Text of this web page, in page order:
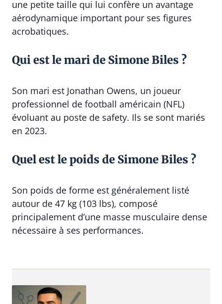
une petite taille qui lui confère un avantage
aérodynamique important pour ses figures
acrobatiques.
Qui est le mari de Simone Biles ?
Son mari est Jonathan Owens, un joueur
professionnel de football américain (NFL)
évoluant au poste de safety. Ils se sont mariés
en 2023.
Quel est le poids de Simone Biles ?
Son poids de forme est généralement listé
autour de 47 kg (103 lbs), composé
principalement d’une masse musculaire dense
nécessaire à ses performances.